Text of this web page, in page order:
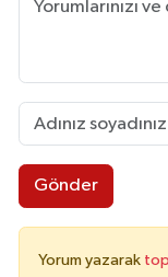
Gönder
Yorum yazarak